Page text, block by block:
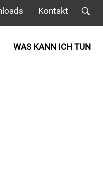
Kontakt
WAS KANN ICH TUN